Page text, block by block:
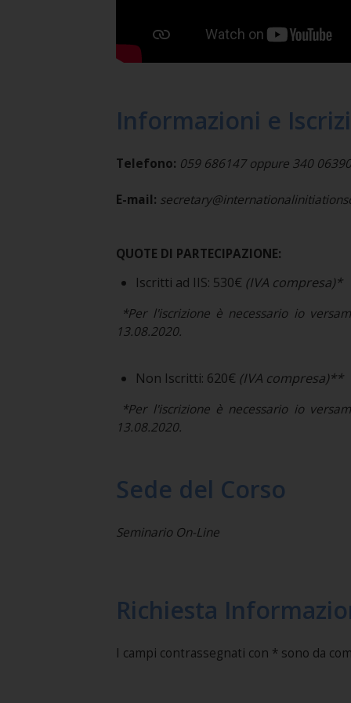
Informazioni e
Telefono: 059 686147 oppure 340
E-mail:
QUOTE DI PARTECIPAZIONE:
Iscritti ad IIS: 530€ (IVA compresa)*
*Per l'iscrizione è necessario io
13.08.2020.
Non Iscritti: 620€ (IVA compresa)**
*Per l'iscrizione è necessario io
13.08.2020.
Sede del Corso
Seminario On-Line
Richiesta
I campi contrassegnati con * sono da